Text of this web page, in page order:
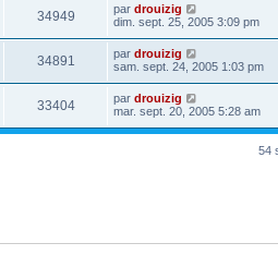
34949 par drouizig
dim. sept. 25, 2005 3:09 pm
34891 par drouizig
sam. sept. 24, 2005 1:03 pm
33404 par drouizig
mar. sept. 20, 2005 5:28 am
54